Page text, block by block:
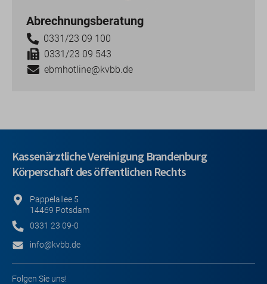
Abrechnungsberatung
0331/23 09 100
0331/23 09 543
ebmhotline@kvbb.de
Kassenärztliche Vereinigung Brandenburg
Körperschaft des öffentlichen Rechts
Pappelallee 5
14469 Potsdam
0331 23 09-0
info@kvbb.de
Folgen Sie uns!